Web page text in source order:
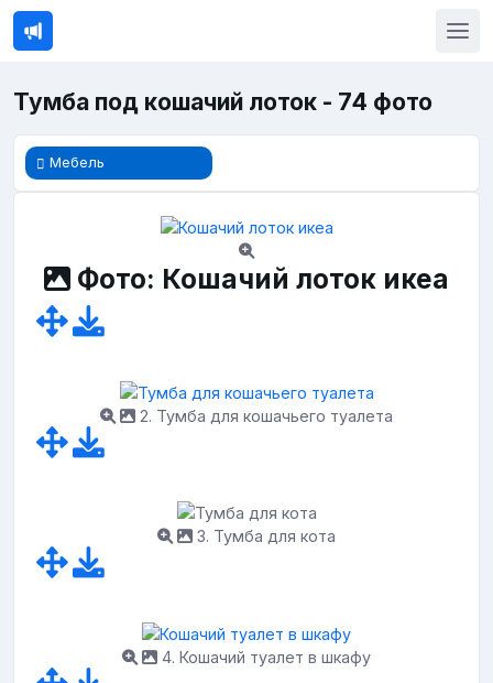
Тумба под кошачий лоток - 74 фото
Мебель
Фото: Кошачий лоток икеа
2. Тумба для кошачьего туалета
3. Тумба для кота
4. Кошачий туалет в шкафу